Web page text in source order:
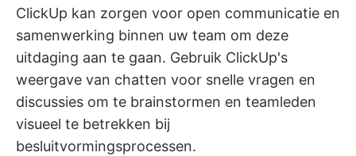
ClickUp kan zorgen voor open communicatie en
samenwerking binnen uw team om deze
uitdaging aan te gaan. Gebruik ClickUp's
weergave van chatten voor snelle vragen en
discussies om te brainstormen en teamleden
visueel te betrekken bij
besluitvormingsprocessen.